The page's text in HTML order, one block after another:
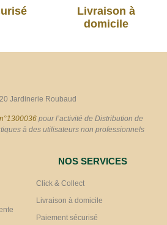
Livraison à
domicile
Jardinerie Roubaud
n°1300036pour l’activité de Distribution de
à des utilisateurs non professionnels
NOS SERVICES
Click & Collect
Livraison à domicile
Paiement sécurisé